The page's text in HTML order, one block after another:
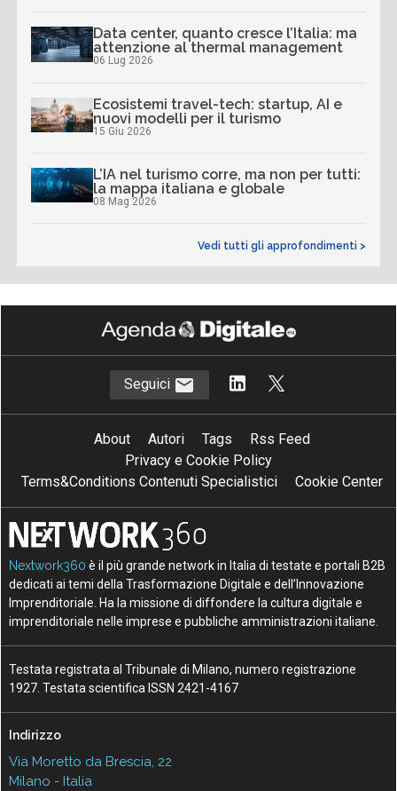
Data center, quanto cresce l’Italia: ma
attenzione al thermal management
06 Lug 2026
Ecosistemi travel-tech: startup, AI e
nuovi modelli per il turismo
15 Giu 2026
L’IA nel turismo corre, ma non per tutti:
la mappa italiana e globale
08 Mag 2026
Vedi tutti gli approfondimenti >
Seguici
About Autori Tags
Rss Feed
Privacy e Cookie Policy
Terms&Conditions Contenuti Specialistici
Cookie Center
Nextwork360 è il più grande network in Italia di testate e portali B2B
dedicati ai temi della Trasformazione Digitale e dell’Innovazione
Imprenditoriale. Ha la missione di diffondere la cultura digitale e
imprenditoriale nelle imprese e pubbliche amministrazioni italiane.
Testata registrata al Tribunale di Milano, numero registrazione
1927. Testata scientifica ISSN 2421-4167
Indirizzo
Via Moretto da Brescia, 22
Milano - Italia